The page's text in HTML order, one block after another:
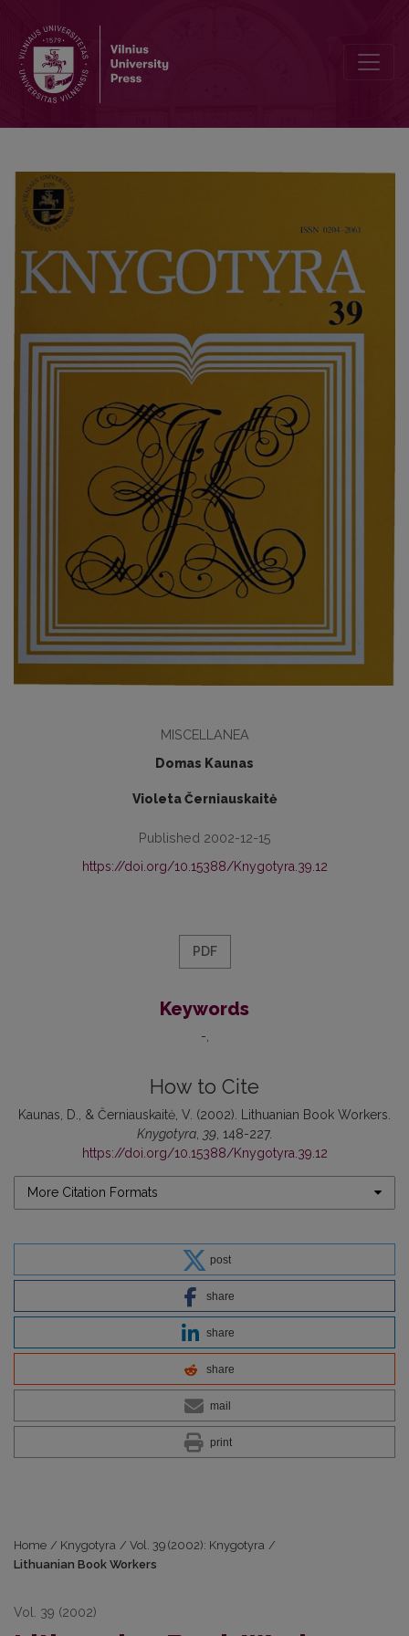
MISCELLANEA
Domas Kaunas
Violeta Černiauskaitė
Published 2002-12-15
https://doi.org/10.15388/Knygotyra.39.12
PDF
Keywords
-
How to Cite
Kaunas, D., & Černiauskaitė, V. (2002). Lithuanian Book Workers.
Knygotyra 39 , 148-227.
https://doi.org/10.15388/Knygotyra.39.12
More Citation Formats
post
share
share
share
mail
print
Home / Knygotyra / Vol. 39 (2002): Knygotyra /
Lithuanian Book Workers
Vol. 39 (2002)